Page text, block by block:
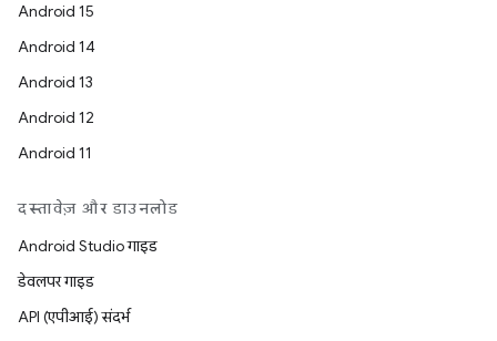
Android 15
Android 14
Android 13
Android 12
Android 11
दस्तावेज़ और डाउनलोड
Android Studio गाइड
डेवलपर गाइड
API (एपीआई) संदर्भ